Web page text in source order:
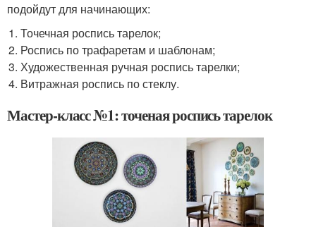
подойдут для начинающих:
Точечная роспись тарелок;
Роспись по трафаретам и шаблонам;
Художественная ручная роспись тарелки;
Витражная роспись по стеклу.
Мастер-класс №1: точеная роспись тарелок